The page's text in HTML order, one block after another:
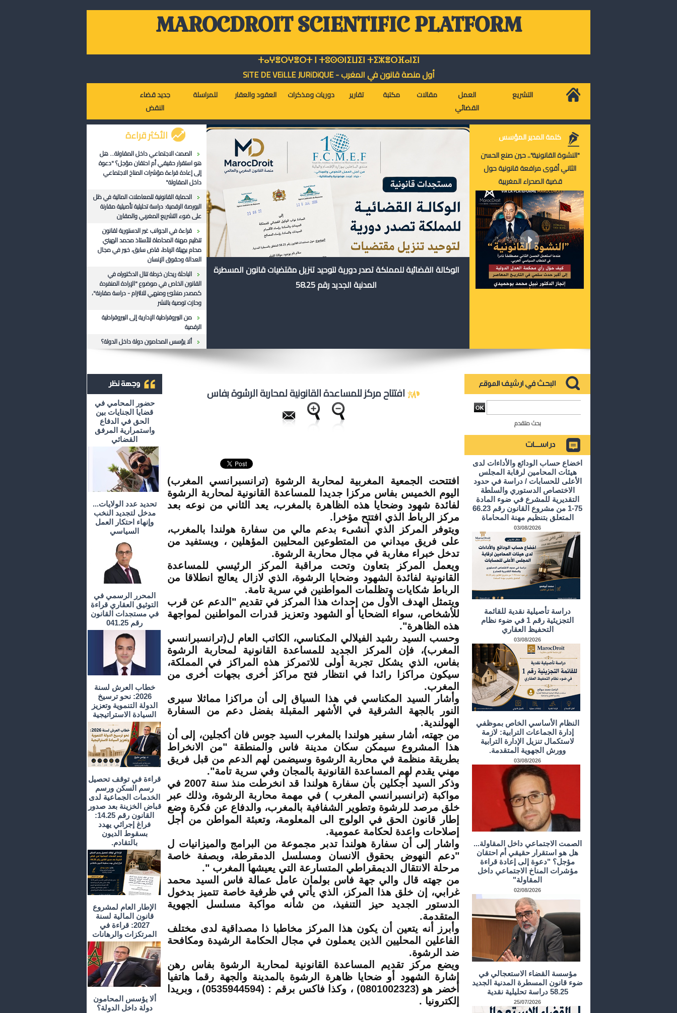
MAROCDROIT SCIENTIFIC PLATFORM
ⵜⴰⵖⴻⵔⵖⴻⵔⵜ ⵏ ⵜⵓⵙⵙⵏⵉⵡⵉⵏ ⵜⵉⵣⴻⵔⴼⴰⵏⵉⵏ
أول منصة قانون في المغرب - SiTE DE VEiLLE JURiDiQUE
جديد قضاء
النقض
للمراسلة العقود والعقار دوريات ومذكرات تقارير مكتبة مقالات
العمل
القضائي
التشريع
الأكثر قراءة
الصمت الاجتماعي داخل المقاولة... هل
هو استقرار حقيقي أم احتقان مؤجل؟ "دعوة
إلى إعادة قراءة مؤشرات المناخ الاجتماعي
داخل المقاولة"
الحماية القانونية للمعاملات المالية في ظل
البورصة الرقمية: دراسة تحليلية تأصيلية مقارنة
على ضوء التشريع المغربي والمقارن
قراءة في الجوانب غير الدستورية لقانون
تنظيم مهنة المحاماة للأستاذ محمد الهيني
محام بهيئة الرباط، قاض سابق، خبير في مجال
العدالة وحقوق الإنسان
الباحثة ريحان خرطة تنال الدكتوراه في
القانون الخاص في موضوع "الإرادة المنفردة
كمصدر منشئ ومنهي للالتزام - دراسة مقارنة"،
وحازت توصية بالنشر
من البيروقراطية الإدارية إلى البيروقراطية
الرقمية
ألا يؤسس المحامون دولة داخل الدولة؟
الوكالة القضائية للمملكة تصدر دورية لتوحيد تنزيل مقتضيات قانون المسطرة
المدنية الجديد رقم 58.25
كلمة المدير المؤسس
"النشوة القانونية".. حين صنع الحسن
الثاني أقوى مرافعة قانونية حول
قضية الصحراء المغربية
حضور المحامي في
قضايا الجنايات بين
الحق في الدفاع
واستمرارية المرفق
القضائي
تحديد عدد الولايات...
مدخل لتجديد النخب
وإنهاء احتكار العمل
السياسي
المحرر الرسمي في
التوثيق العقاري قراءة
في مستجدات القانون
رقم 041.25
خطاب العرش لسنة
2026: نحو ترسيخ
الدولة التنموية وتعزيز
السيادة الاستراتيجية
قراءة في توقف تحصيل
رسم السكن ورسم
الخدمات الجماعية لدى
قباض الخزينة بعد صدور
القانون رقم 14.25:
فراغ إجرائي يهدد
بسقوط الديون
بالتقادم.
الإطار العام لمشروع
قانون المالية لسنة
2027: قراءة في
المرتكزات والرهانات
ألا يؤسس المحامون
دولة داخل الدولة؟
افتتاح مركز للمساعدة القانونية لمحاربة الرشوة بفاس
افتتحت الجمعية المغربية لمحاربة الرشوة (ترانسبرانسي المغرب)
اليوم الخميس بفاس مركزا جديدا للمساعدة القانونية لمحاربة الرشوة
لفائدة شهود وضحايا هذه الظاهرة بالمغرب، يعد الثاني من نوعه بعد
مركز الرباط الذي افتتح مؤخرا.
ويتوفر المركز الذي أنشىء بدعم مالي من سفارة هولندا بالمغرب،
على فريق ميداني من المتطوعين المحليين المؤهلين ، ويستفيد من
تدخل خبراء مغاربة في مجال محاربة الرشوة.
ويعمل المركز بتعاون وتحت مراقبة المركز الرئيسي للمساعدة
القانونية لفائدة الشهود وضحايا الرشوة، الذي لازال يعالج انطلاقا من
الرباط شكايات وتظلمات المواطنين في سرية تامة.
ويتمثل الهدف الأول من إحداث هذا المركز في تقديم "الدعم عن قرب
للأشخاص، سواء الضحايا أو الشهود وتعزيز قدرات المواطنين لمواجهة
هذه الظاهرة".
وحسب السيد رشيد الفيلالي المكناسي، الكاتب العام ل(ترانسبرانسي
المغرب)، فإن المركز الجديد للمساعدة القانونية لمحاربة الرشوة
بفاس، الذي يشكل تجربة أولى للاتمركز هذه المراكز في المملكة،
سيكون مراكزا رائدا في انتظار فتح مراكز أخرى بجهات أخرى من
المغرب.
وأشار السيد المكناسي في هذا السياق إلى أن مراكزا مماثلا سيرى
النور بالجهة الشرقية في الأشهر المقبلة بفضل دعم من السفارة
الهولندية.
من جهته، أشار سفير هولندا بالمغرب السيد جوس فان أكجلين، إلى أن
هذا المشروع سيمكن سكان مدينة فاس والمنطقة "من الانخراط
بطريقة منظمة في محاربة الرشوة وسيضمن لهم الدعم من قبل فريق
مهني يقدم لهم المساعدة القانونية بالمجان وفي سرية تامة".
وذكر السيد أجكلين بأن سفارة هولندا قد انخرطت منذ سنة 2007 في
مواكبة (ترانسبرانسي المغرب ) في مهمة محاربة الرشوة، وذلك عبر
خلق مرصد للرشوة وتطوير الشفافية بالمغرب، والدفاع عن فكرة وضع
إطار قانون الحق في الولوج الى المعلومة، وتعبئة المواطن من أجل
إصلاحات واعدة لحكامة عمومية.
واشار إلى أن سفارة هولندا تدبر مجموعة من البرامج والميزانيات ل
"دعم النهوض بحقوق الانسان ومسلسل الدمقرطة، وبصفة خاصة
مرحلة الانتقال الديمقراطي المتسارعة التي يعيشها المغرب ".
من جهته قال والي جهة فاس بولمان عامل عمالة فاس السيد محمد
غرابي، إن خلق هذا المركز، الذي يأتي في ظرفية خاصة تتميز بدخول
الدستور الجديد حيز التنفيذ، من شأنه مواكبة مسلسل الجهوية
المتقدمة.
وأبرز أنه يتعين أن يكون هذا المركز مخاطبا ذا مصداقية لدى مختلف
الفاعلين المحليين الذين يعملون في مجال الحكامة الرشيدة ومكافحة
ضد الرشوة.
ويضع مركز تقديم المساعدة القانونية لمحاربة الرشوة بفاس رهن
إشارة الشهود أو ضحايا ظاهرة الرشوة بالمدينة والجهة رقما هاتفيا
أخضر هو (0801002323) ، وكذا فاكس برقم : (0535944594) ، وبريدا
إلكترونيا .
بحث متقدم
اخضاع حساب الودائع والأداءات لدى
هيئات المحامين لرقابة المجلس
الأعلى للحسابات / دراسة في حدود
الاختصاص الدستوري والسلطة
التقديرية للمشرع في ضوء المادة
75-1 من مشروع القانون رقم 66.23
المتعلق بتنظيم مهنة المحاماة
03/08/2026
دراسة تأصيلية نقدية للقائمة
التجزيئية رقم 1 في ضوء نظام
التحفيظ العقاري
03/08/2026
النظام الأساسي الخاص بموظفي
إدارة الجماعات الترابية: لازمة
لاستكمال تنزيل الإدارة الترابية
وورش الجهوية المتقدمة.
03/08/2026
الصمت الاجتماعي داخل المقاولة...
هل هو استقرار حقيقي أم احتقان
مؤجل؟ "دعوة إلى إعادة قراءة
مؤشرات المناخ الاجتماعي داخل
المقاولة"
02/08/2026
مؤسسة القضاء الاستعجالي في
ضوء قانون المسطرة المدنية الجديد
58.25 دراسة تحليلية نقدية
25/07/2026